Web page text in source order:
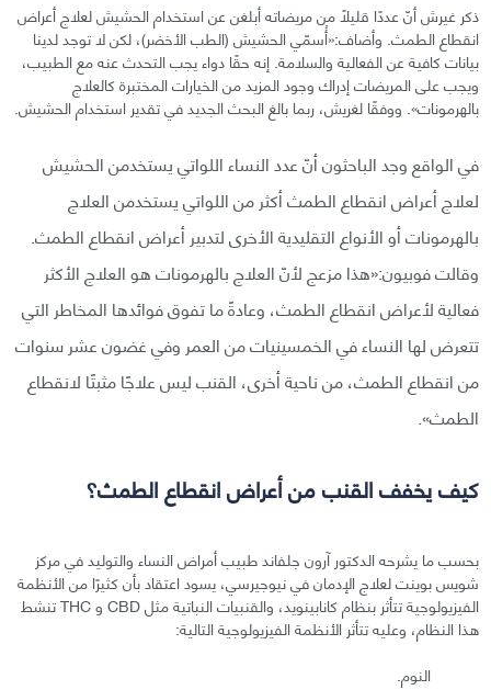
ذكر غيرش أنّ عددًا قليلًا من مريضاته أبلغن عن استخدام الحشيش لعلاج أعراض
انقطاع الطمث. وأضاف:«أُسمّي الحشيش (الطب الأخضر)، لكن لا توجد لدينا
بيانات كافية عن الفعالية والسلامة. إنه حقًا دواء يجب التحدث عنه مع الطبيب،
ويجب على المريضات إدراك وجود المزيد من الخيارات المختبرة كالعلاج
بالهرمونات». ووفقًا لغريش، ربما بالغ البحث الجديد في تقدير استخدام الحشيش.
في الواقع وجد الباحثون أنّ عدد النساء اللواتي يستخدمن الحشيش
لعلاج أعراض انقطاع الطمث أكثر من اللواتي يستخدمن العلاج
بالهرمونات أو الأنواع التقليدية الأخرى لتدبير أعراض انقطاع الطمث.
وقالت فوبيون:«هذا مزعج لأنّ العلاج بالهرمونات هو العلاج الأكثر
فعالية لأعراض انقطاع الطمث، وعادةً ما تفوق فوائدها المخاطر التي
تتعرض لها النساء في الخمسينيات من العمر وفي غضون عشر سنوات
من انقطاع الطمث، من ناحية أخرى، القنب ليس علاجًا مثبتًا لانقطاع
الطمث».
كيف يخفف القنب من أعراض انقطاع الطمث؟
بحسب ما يشرحه الدكتور آرون جلفاند طبيب أمراض النساء والتوليد في مركز
شويس بوينت لعلاج الإدمان في نيوجيرسي، يسود اعتقاد بأن كثيرًا من الأنظمة
الفيزيولوجية تتأثر بنظام كانابينويد، والقنبيات النباتية مثل CBD و THC تنشط
هذا النظام، وعليه تتأثر الأنظمة الفيزيولوجية التالية:
النوم.